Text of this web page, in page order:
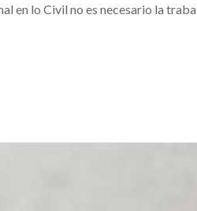
en lo Civil no es necesario la